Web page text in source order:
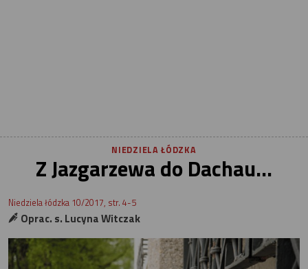
NIEDZIELA ŁÓDZKA
Z Jazgarzewa do Dachau...
Niedziela łódzka 10/2017, str. 4-5
Oprac. s. Lucyna Witczak